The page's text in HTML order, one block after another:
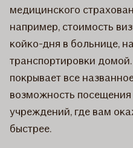
медицинского
например, стоимость
койко-дня в больнице,
транспортировки
покрывает все
возможность
учреждений, где вам
быстрее.